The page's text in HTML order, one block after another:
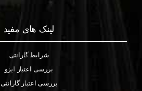
لینک های مفید
شرایط گارانتی
بررسی اعتبار ایزو
بررسی اعتبار گارانتی